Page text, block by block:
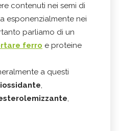
contenuti nei semi di
esponenzialmente nei
parliamo di un
ferro e proteine
a questi
,
,